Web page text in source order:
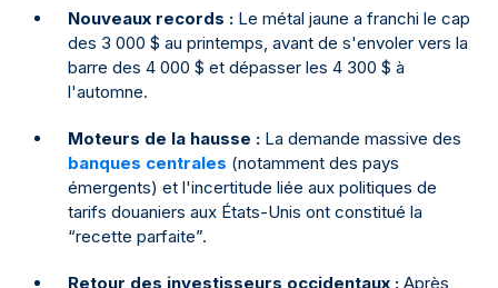
Nouveaux records : Le métal jaune a franchi le cap
des 3 000 $ au printemps, avant de s'envoler vers la
barre des 4 000 $ et dépasser les 4 300 $ à
l'automne.
Moteurs de la hausse : La demande massive des
banques centrales (notamment des pays
émergents) et l'incertitude liée aux politiques de
tarifs douaniers aux États-Unis ont constitué la
“recette parfaite”.
Retour des investisseurs occidentaux : Après